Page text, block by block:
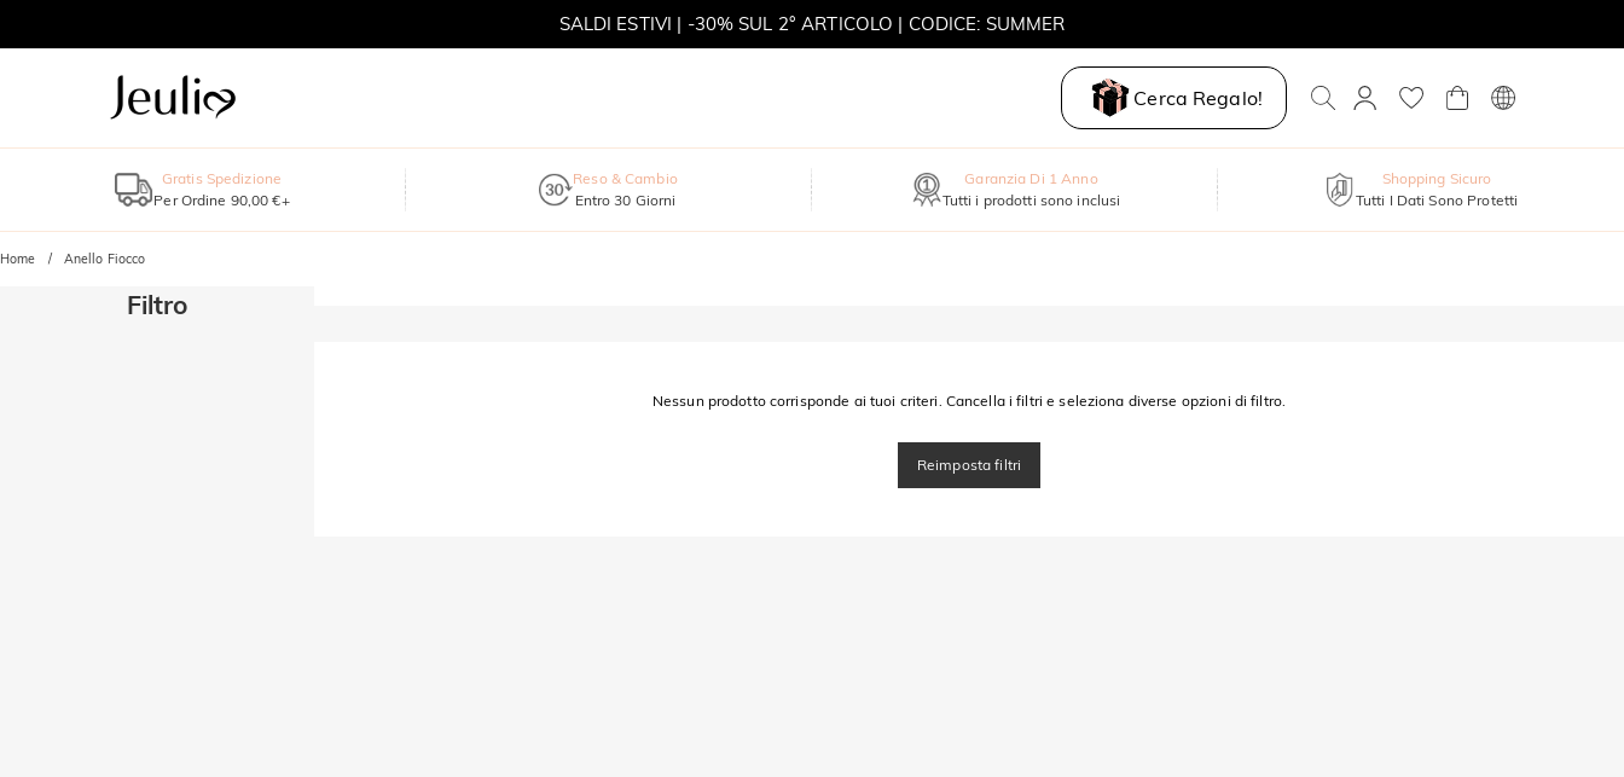
SALDI ESTIVI | -30% SUL 2° ARTICOLO | CODICE: SUMMER
Cerca Regalo!
Gratis Spedizione
Per Ordine 90,00 €+
Reso & Cambio
Entro 30 Giorni
Garanzia Di 1 Anno
Tutti i prodotti sono inclusi
Shopping Sicuro
Tutti I Dati Sono Protetti
Home Anello Fiocco
Filtro
Nessun prodotto corrisponde ai tuoi criteri. Cancella i filtri e seleziona diverse opzioni di filtro.
Reimposta filtri